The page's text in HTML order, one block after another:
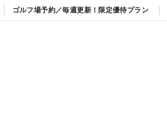
ゴルフ場予約／毎週更新！限定優待プラン